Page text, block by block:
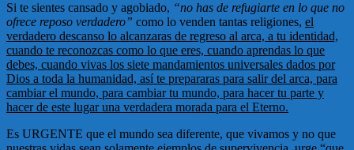
Si te sientes cansado y agobiado, “no has de refugiarte en lo que no
ofrece reposo verdadero” como lo venden tantas religiones, el
verdadero descanso lo alcanzaras de regreso al arca, a tu identidad,
cuando te reconozcas como lo que eres, cuando aprendas lo que
debes, cuando vivas los siete mandamientos universales dados por
Dios a toda la humanidad, así te prepararas para salir del arca, para
cambiar el mundo, para cambiar tu mundo, para hacer tu parte y
hacer de este lugar una verdadera morada para el Eterno.
Es URGENTE que el mundo sea diferente, que vivamos y no que